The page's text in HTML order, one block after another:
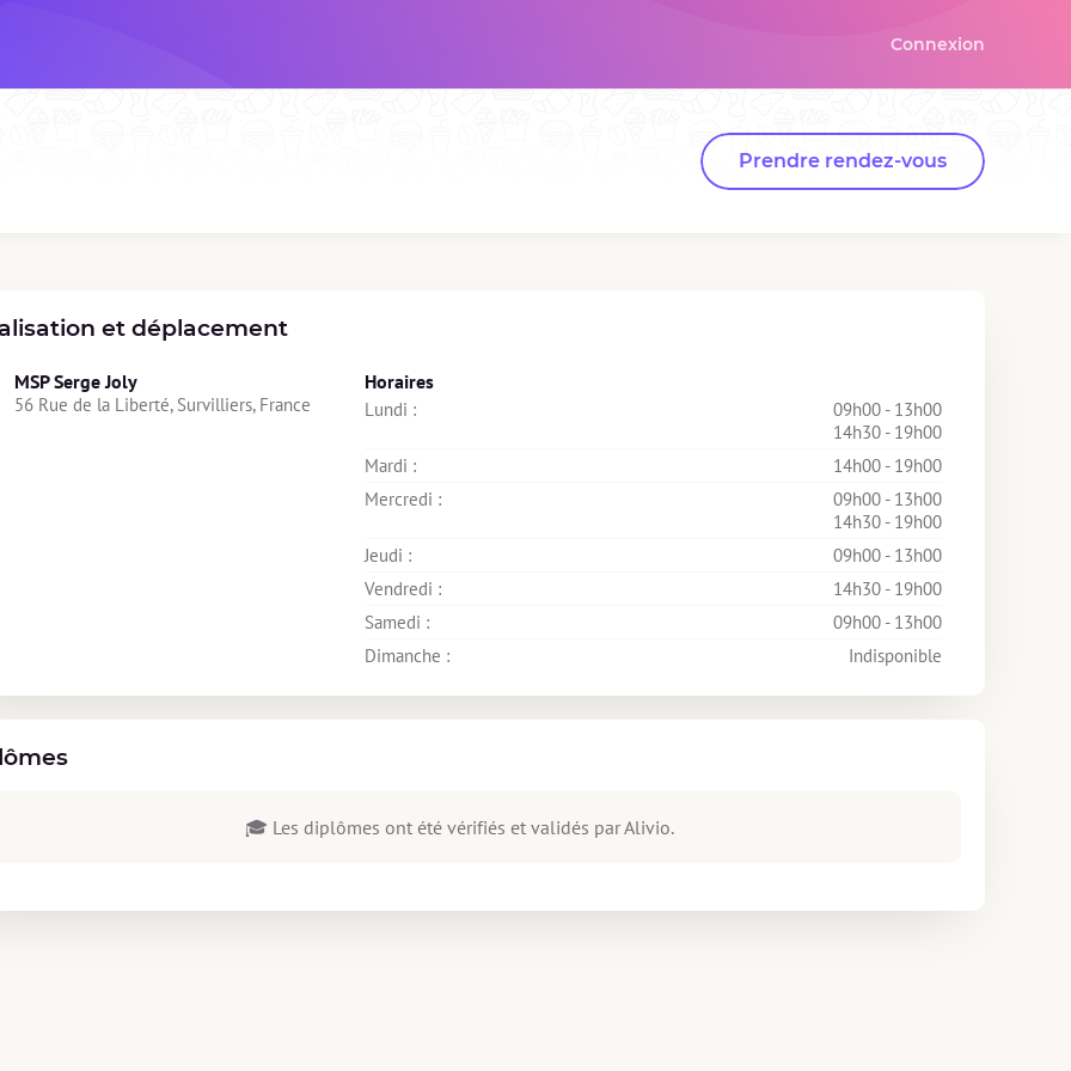
Connexion
Prendre rendez-vous
et déplacement
MSP Serge Joly
56 Rue de la Liberté, Survilliers, France
Horaires
Lundi :
09h00 - 13h00
14h30 - 19h00
Mardi :
14h00 - 19h00
Mercredi :
09h00 - 13h00
14h30 - 19h00
Jeudi :
09h00 - 13h00
Vendredi :
14h30 - 19h00
Samedi :
09h00 - 13h00
Dimanche :
Indisponible
🎓 Les diplômes ont été vérifiés et validés par Alivio.